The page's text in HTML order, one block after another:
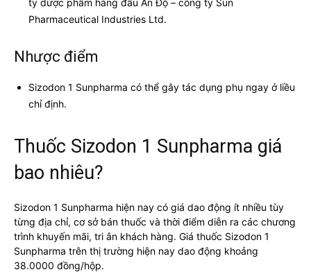
Pharmaceutical Industries Ltd.
Nhược điểm
Sizodon 1 Sunpharma có thể gây tác dụng phụ ngay ở liều
chỉ định.
Thuốc Sizodon 1 Sunpharma giá
bao nhiêu?
Sizodon 1 Sunpharma hiện nay có giá dao động ít nhiều tùy
từng địa chỉ, cơ sở bán thuốc và thời điểm diễn ra các chương
trình khuyến mãi, tri ân khách hàng. Giá thuốc Sizodon 1
Sunpharma trên thị trường hiện nay dao động khoảng
38.0000 đồng/hộp.